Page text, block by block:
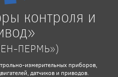
контроля и
ПЕРМЬ»)
измерительных приборов,
датчиков и приводов.